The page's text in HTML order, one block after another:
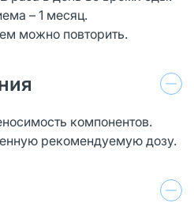
– 1 месяц.
можно повторить.
компонентов.
рекомендуемую дозу.